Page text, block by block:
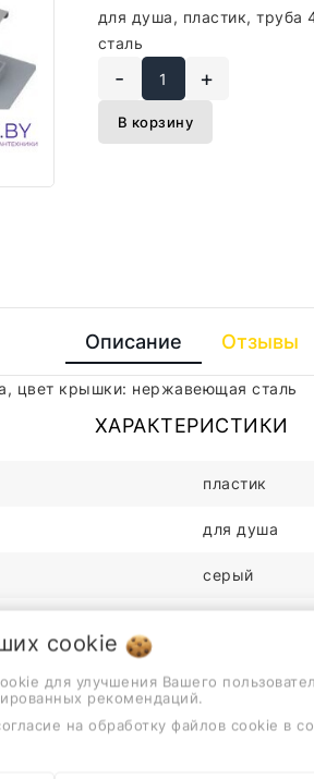
для душа, пластик,
сталь
- +
В корзину
Описание Отзывы
цвет крышки: нержавеющая сталь
ХАРАКТЕРИСТИКИ
пластик
для душа
серый
cookie
для улучшения Вашего
рекомендаций.
на обработку файлов cookie в